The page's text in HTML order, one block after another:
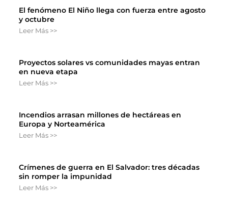
El fenómeno El Niño llega con fuerza entre agosto
y octubre
Leer Más >>
Proyectos solares vs comunidades mayas entran
en nueva etapa
Leer Más >>
Incendios arrasan millones de hectáreas en
Europa y Norteamérica
Leer Más >>
Crímenes de guerra en El Salvador: tres décadas
sin romper la impunidad
Leer Más >>